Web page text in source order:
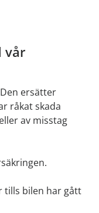
vår
ersätter
råkat skada
av misstag
tills bilen har gått